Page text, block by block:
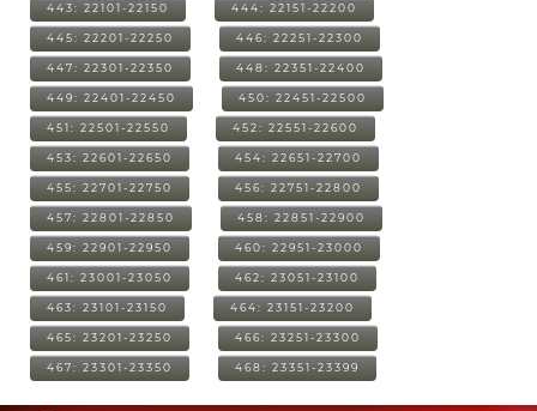
443: 22101-22150 444: 22151-22200
445: 22201-22250 446: 22251-22300
447: 22301-22350 448: 22351-22400
449: 22401-22450 450: 22451-22500
451: 22501-22550 452: 22551-22600
453: 22601-22650 454: 22651-22700
455: 22701-22750 456: 22751-22800
457: 22801-22850 458: 22851-22900
459: 22901-22950 460: 22951-23000
461: 23001-23050 462: 23051-23100
463: 23101-23150 464: 23151-23200
465: 23201-23250 466: 23251-23300
467: 23301-23350 468: 23351-23399